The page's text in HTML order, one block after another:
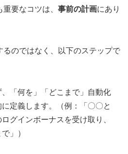
要なコツは、 事前の計画にあり
るのではなく、以下のステップで
、「何を」「どこまで」自動化
定義します。（例：「〇〇と
グインボーナスを受け取り、
」）